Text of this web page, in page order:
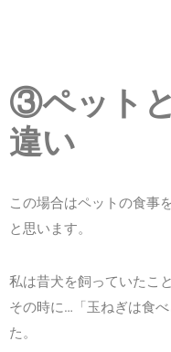
③ペット
違い
この場合はペットの食事
と思います。
私は昔犬を飼っていたこ
その時に…「玉ねぎは食
た。